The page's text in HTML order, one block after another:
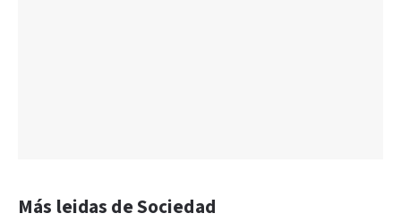
Más leidas de Sociedad